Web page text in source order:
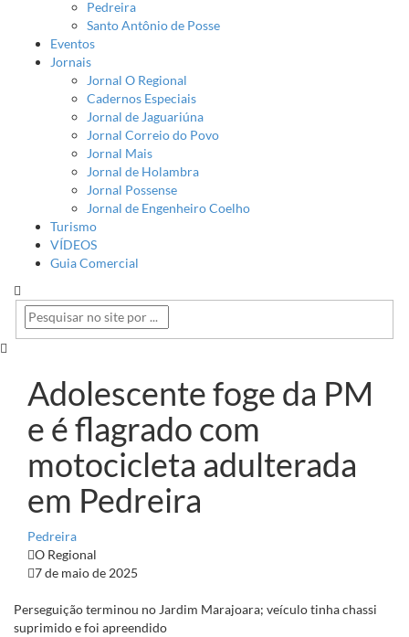
Pedreira
Santo Antônio de Posse
Eventos
Jornais
Jornal O Regional
Cadernos Especiais
Jornal de Jaguariúna
Jornal Correio do Povo
Jornal Mais
Jornal de Holambra
Jornal Possense
Jornal de Engenheiro Coelho
Turismo
VÍDEOS
Guia Comercial
Adolescente foge da PM
e é flagrado com
motocicleta adulterada
em Pedreira
Pedreira
O Regional
7 de maio de 2025
Perseguição terminou no Jardim Marajoara; veículo tinha chassi
suprimido e foi apreendido